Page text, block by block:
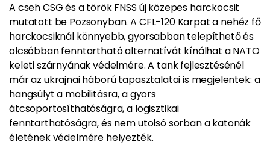
A cseh CSG és a török FNSS új közepes harckocsit
mutatott be Pozsonyban. A CFL-120 Karpat a nehéz fő
harckocsiknál könnyebb, gyorsabban telepíthető és
olcsóbban fenntartható alternatívát kínálhat a NATO
keleti szárnyának védelmére. A tank fejlesztésénél
már az ukrajnai háború tapasztalatai is megjelentek: a
hangsúlyt a mobilitásra, a gyors
átcsoportosíthatóságra, a logisztikai
fenntarthatóságra, és nem utolsó sorban a katonák
életének védelmére helyezték.